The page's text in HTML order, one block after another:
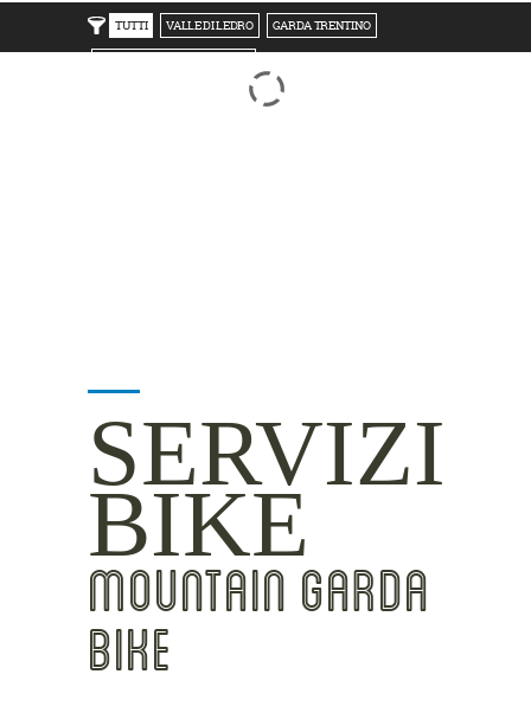
TUTTI VALLE DI LEDRO GARDA TRENTINO
ROVERETO M.BALDO V/GRESTA
SERVIZI
BIKE
MOUNTAIN GARDA
BIKE